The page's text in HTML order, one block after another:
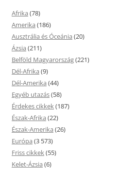
Afrika (78)
Amerika (186)
Ausztrália és Óceánia (20)
Ázsia (211)
Belföld Magyarország(221)
Dél-Afrika (9)
Dél-Amerika (44)
Egyéb utazás(58)
Érdekes cikkek(187)
Észak-Afrika (22)
Észak-Amerika (26)
Európa (3 573)
Friss cikkek(55)
Kelet-Ázsia (6)